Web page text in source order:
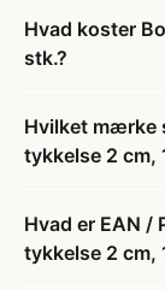
Hvad koster
stk.?
Hvilket mærke
tykkelse 2 cm,
Hvad er EAN /
tykkelse 2 cm,